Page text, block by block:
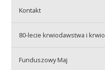
Kontakt
80-lecie krwiodawstwa i
Funduszowy Maj